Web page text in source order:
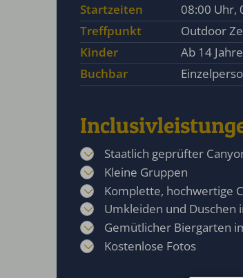
Startzeiten
08:00 Uhr,
Treffpunkt
Outdoor
Kinder
Ab 14
Buchbar
Staatlich geprüfter
Kleine Gruppen
Komplette, hochwertige
Umkleiden und
Gemütlicher Biergarten
Kostenlose Fotos